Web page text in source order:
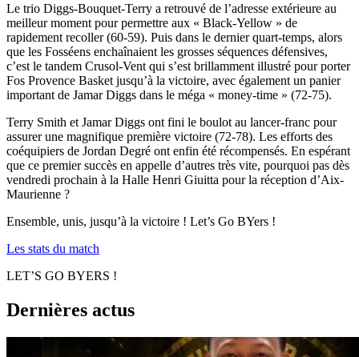
Le trio Diggs-Bouquet-Terry a retrouvé de l’adresse extérieure au
meilleur moment pour permettre aux « Black-Yellow » de
rapidement recoller (60-59). Puis dans le dernier quart-temps, alors
que les Fosséens enchaînaient les grosses séquences défensives,
c’est le tandem Crusol-Vent qui s’est brillamment illustré pour porter
Fos Provence Basket jusqu’à la victoire, avec également un panier
important de Jamar Diggs dans le méga « money-time » (72-75).
Terry Smith et Jamar Diggs ont fini le boulot au lancer-franc pour
assurer une magnifique première victoire (72-78). Les efforts des
coéquipiers de Jordan Degré ont enfin été récompensés. En espérant
que ce premier succès en appelle d’autres très vite, pourquoi pas dès
vendredi prochain à la Halle Henri Giuitta pour la réception d’Aix-
Maurienne ?
Ensemble, unis, jusqu’à la victoire ! Let’s Go BYers !
Les stats du match
LET’S GO BYERS !
Dernières actus